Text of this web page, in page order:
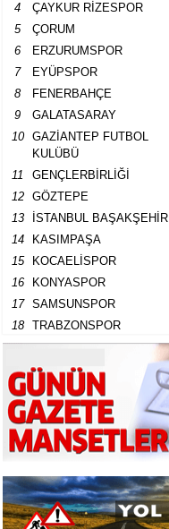
4 ÇAYKUR RİZESPOR
5
ÇORUM
6
ERZURUMSPOR
7
EYÜPSPOR
8
FENERBAHÇE
9
GALATASARAY
10
GAZİANTEP FUTBOL
KULÜBÜ
11 GENÇLERBİRLİĞİ
12
GÖZTEPE
13
İSTANBUL BAŞAKŞEHİR
14
KASIMPAŞA
15
KOCAELİSPOR
16
KONYASPOR
17
SAMSUNSPOR
18
TRABZONSPOR